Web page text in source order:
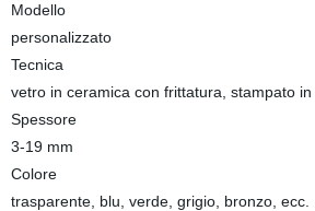
Modello
personalizzato
Tecnica
vetro in ceramica con frittatura, stampato in
Spessore
3-19 mm
Colore
trasparente, blu, verde, grigio, bronzo, ecc.